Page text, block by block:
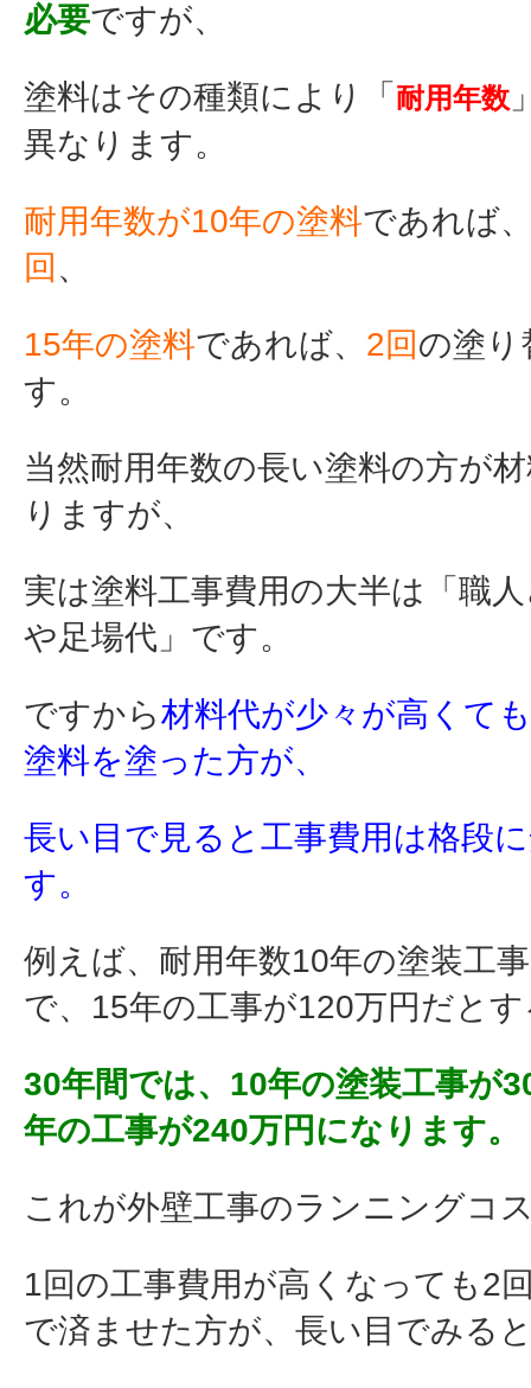
必要ですが、
塗料はその種類により「 耐用年数
異なります。
耐用年数が10年の塗料であれば
回 、
15年の塗料であれば、 2回の塗り
す。
当然耐用年数の長い塗料の方が
りますが、
実は塗料工事費用の大半は「職
や足場代」です。
ですから材料代が少々が高くても
塗料を塗った方が、
長い目で見ると工事費用は格段
す。
例えば、耐用年数10年の塗装工
で、15年の工事が120万円だと
30年間では、10年の塗装工事が
年の工事が240万円になります。
これが外壁工事のランニングコ
1回の工事費用が高くなっても2
で済ませた方が、長い目でみる